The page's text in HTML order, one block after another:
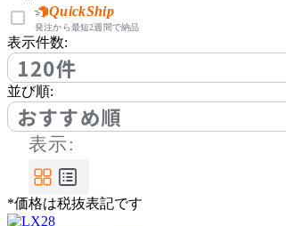
ウチダ
Utility
ユーティリティ
Work Plus
ワークプラス
QuickShip
発注から最短2週間で納品
表示件数:
120件
並び順:
おすすめ順
表示:
*価格は税抜表記です